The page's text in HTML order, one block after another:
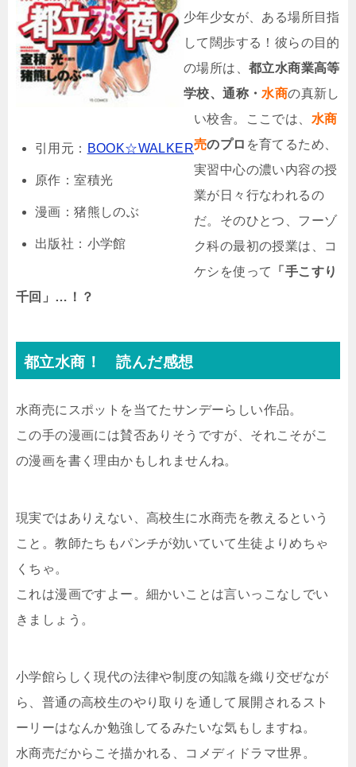
引用元： BOOK☆WALKER
原作：室積光
漫画：猪熊しのぶ
出版社：小学館
少年少女が、ある場所目指
して闊歩する！彼らの目的
の場所は、 都立水商業高等
学校、通称・ 水商の真新し
い校舎。ここでは、 水商
売のプロ を育てるため、
実習中心の濃い内容の授
業が日々行なわれるの
だ。そのひとつ、フーゾ
ク科の最初の授業は、コ
ケシを使って
「手こすり
千回」…！？
都立水商！ 読んだ感想
水商売にスポットを当てたサンデーらしい作品。
この手の漫画には賛否ありそうですが、それこそがこ
の漫画を書く理由かもしれませんね。
現実ではありえない、高校生に水商売を教えるという
こと。教師たちもパンチが効いていて生徒よりめちゃ
くちゃ。
これは漫画ですよー。細かいことは言いっこなしでい
きましょう。
小学館らしく現代の法律や制度の知識を織り交ぜなが
ら、普通の高校生のやり取りを通して展開されるスト
ーリーはなんか勉強してるみたいな気もしますね。
水商売だからこそ描かれる、コメディドラマ世界。